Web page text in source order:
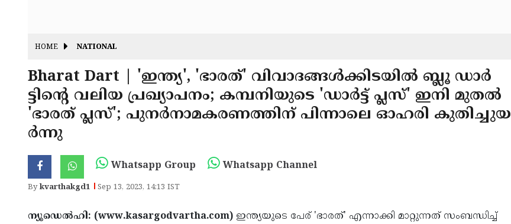
HOME NATIONAL
Bharat Dart | 'ഇന്ത്യ', 'ഭാരത്' വിവാദങ്ങൾക്കിടയിൽ ബ്ലൂ ഡാർ
ട്ടിന്റെ വലിയ പ്രഖ്യാപനം; കമ്പനിയുടെ 'ഡാർട്ട് പ്ലസ്' ഇനി മുതൽ
'ഭാരത് പ്ലസ്'; പുനർനാമകരണത്തിന് പിന്നാലെ ഓഹരി കുതിച്ചുയ
ർന്നു
Whatsapp Group Whatsapp Channel
Bykvarthakgd1 Sep 13, 2023, 14:13 IST
ന്യൂഡെല്‍ഹി: (www.kasargodvartha.com) ഇന്ത്യയുടെ പേര് 'ഭാരത്' എന്നാക്കി മാറ്റുന്നത് സംബന്ധിച്ച്